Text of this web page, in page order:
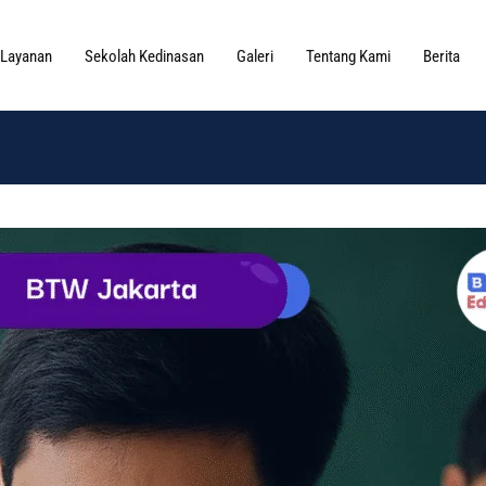
Layanan Sekolah Kedinasan Galeri Tentang Kami Berita